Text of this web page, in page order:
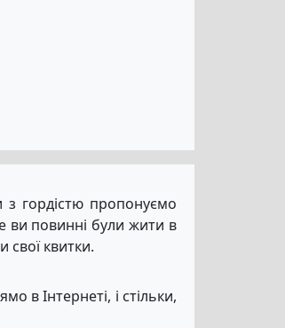
з гордістю пропонуємо
ви повинні були жити в
свої квитки.
в Інтернеті, і стільки,